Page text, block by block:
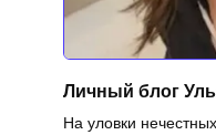
Личный блог
На уловки